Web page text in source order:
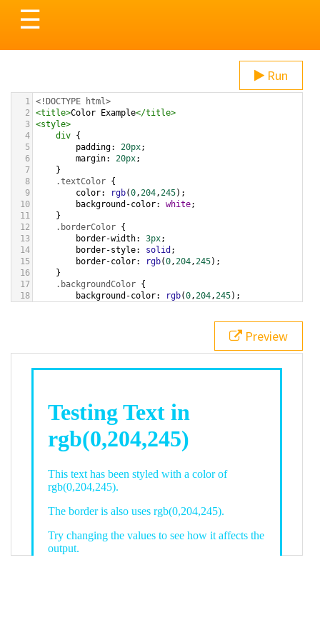
Toggle
navigation
☰
Run
1 <!DOCTYPE html>
2
<title>Color Example</title>
3 <style>
4
div {
5
padding: 20px;
6
margin: 20px;
7
}
8
.textColor {
9
color: rgb(0,204,245);
10
background-color: white;
11
}
12
.borderColor {
13
border-width: 3px;
14
border-style: solid ;
15
border-color: rgb(0,204,245);
16
}
17
.backgroundColor {
18
background-color: rgb(0,204,245);
bottom ,
white, rgb(0,204,245));
div class="textColor borderColor"
< h1>Testing Text in rgb(0,204,245)
Preview